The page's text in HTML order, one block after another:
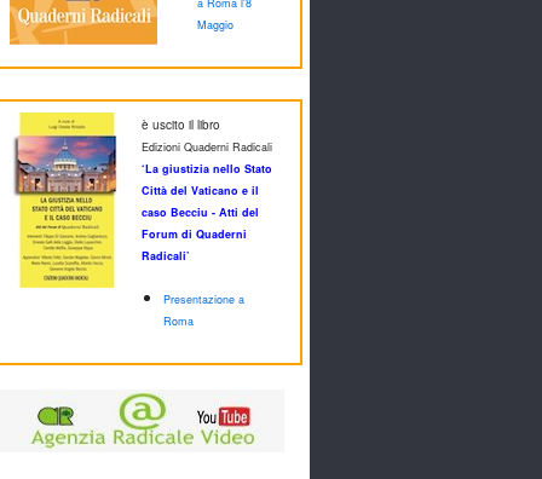
a Roma l'8
Maggio
è uscito il libro
Edizioni Quaderni Radicali
‘La giustizia nello Stato
Città del Vaticano e il
caso Becciu - Atti del
Forum di Quaderni
Radicali’
Presentazione a
Roma